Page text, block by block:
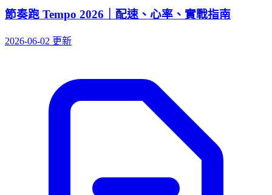
節奏跑 Tempo 2026｜配速、心率、實戰指南
2026-06-02 更新